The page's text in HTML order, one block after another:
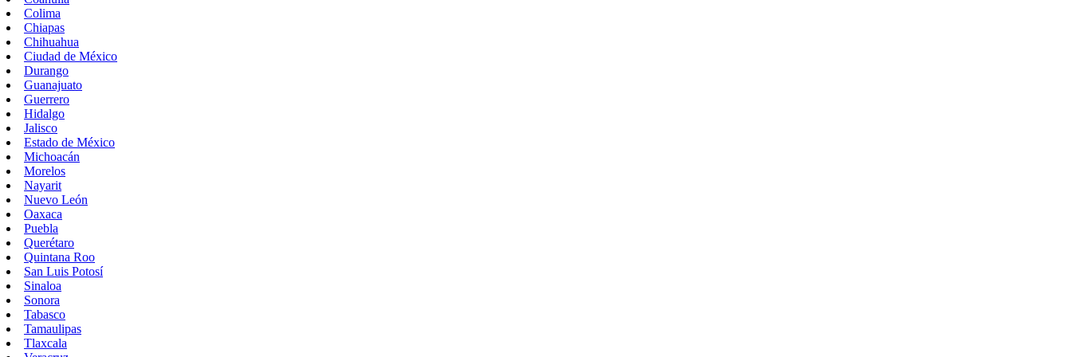
Colima
Chiapas
Chihuahua
Ciudad de México
Durango
Guanajuato
Guerrero
Hidalgo
Jalisco
Estado de México
Michoacán
Morelos
Nayarit
Nuevo León
Oaxaca
Puebla
Querétaro
Quintana Roo
San Luis Potosí
Sinaloa
Sonora
Tabasco
Tamaulipas
Tlaxcala